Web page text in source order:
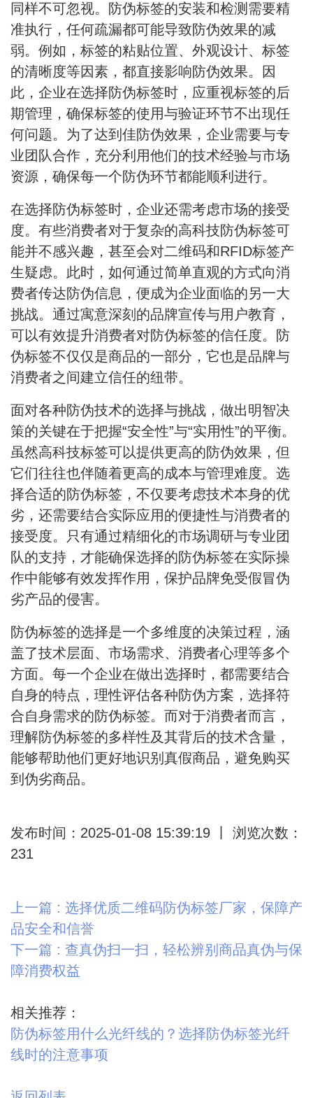
同样不可忽视。防伪标签的安装和检测需要精
准执行，任何疏漏都可能导致防伪效果的减
弱。例如，标签的粘贴位置、外观设计、标签
的清晰度等因素，都直接影响防伪效果。因
此，企业在选择防伪标签时，应重视标签的后
期管理，确保标签的使用与验证环节不出现任
何问题。为了达到佳防伪效果，企业需要与专
业团队合作，充分利用他们的技术经验与市场
资源，确保每一个防伪环节都能顺利进行。
在选择防伪标签时，企业还需考虑市场的接受
度。有些消费者对于复杂的高科技防伪标签可
能并不感兴趣，甚至会对二维码和RFID标签产
生疑虑。此时，如何通过简单直观的方式向消
费者传达防伪信息，便成为企业面临的另一大
挑战。通过寓意深刻的品牌宣传与用户教育，
可以有效提升消费者对防伪标签的信任度。防
伪标签不仅仅是商品的一部分，它也是品牌与
消费者之间建立信任的纽带。
面对各种防伪技术的选择与挑战，做出明智决
策的关键在于把握“安全性”与“实用性”的平衡。
虽然高科技标签可以提供更高的防伪效果，但
它们往往也伴随着更高的成本与管理难度。选
择合适的防伪标签，不仅要考虑技术本身的优
劣，还需要结合实际应用的便捷性与消费者的
接受度。只有通过精细化的市场调研与专业团
队的支持，才能确保选择的防伪标签在实际操
作中能够有效发挥作用，保护品牌免受假冒伪
劣产品的侵害。
防伪标签的选择是一个多维度的决策过程，涵
盖了技术层面、市场需求、消费者心理等多个
方面。每一个企业在做出选择时，都需要结合
自身的特点，理性评估各种防伪方案，选择符
合自身需求的防伪标签。而对于消费者而言，
理解防伪标签的多样性及其背后的技术含量，
能够帮助他们更好地识别真假商品，避免购买
到伪劣商品。
发布时间：2025-01-08 15:39:19 丨 浏览次数：
231
上一篇 : 选择优质二维码防伪标签厂家，保障产
品安全和信誉
下一篇 : 查真伪扫一扫，轻松辨别商品真伪与保
障消费权益
相关推荐：
防伪标签用什么光纤线的？选择防伪标签光纤
线时的注意事项